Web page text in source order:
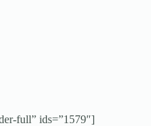
full” ids=”1579″]